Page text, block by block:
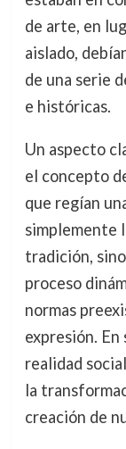
de arte, en
aislado,
de una serie
e históricas.
Un aspecto
el concepto
que regían
simplemente
tradición,
proceso
normas
expresión.
realidad
la
creación de